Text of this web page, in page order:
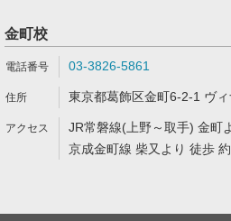
金町校
03-3826-5861
東京都葛飾区金町6-2-1 ヴ
JR常磐線(上野～取手) 金町
京成金町線 柴又より 徒歩